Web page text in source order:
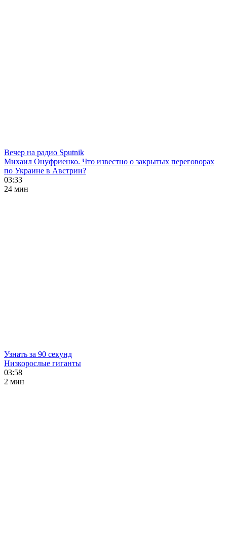
Вечер на радио Sputnik
Михаил Онуфриенко. Что известно о закрытых переговорах
по Украине в Австрии?
03:33
24 мин
Узнать за 90 секунд
Низкорослые гиганты
03:58
2 мин